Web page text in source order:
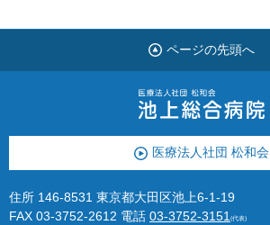
ページの先頭へ
医療法人社団 松和会
住所 146-8531 東京都大田区池上6-1-19
FAX 03-3752-2612 電話 03-3752-3151(代表)